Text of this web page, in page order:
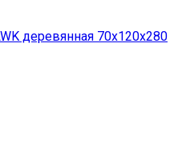
деревянная 70х120х280